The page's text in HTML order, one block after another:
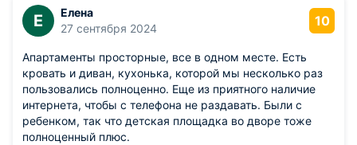
Е
Елена
27 сентября 2024
10
Апартаменты просторные, все в одном месте. Есть
кровать и диван, кухонька, которой мы несколько раз
пользовались полноценно. Еще из приятного наличие
интернета, чтобы с телефона не раздавать. Были с
ребенком, так что детская площадка во дворе тоже
полноценный плюс.